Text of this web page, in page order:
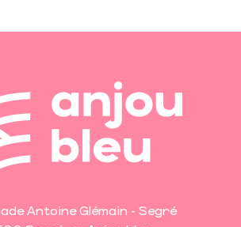
Antoine Glémain - Segré